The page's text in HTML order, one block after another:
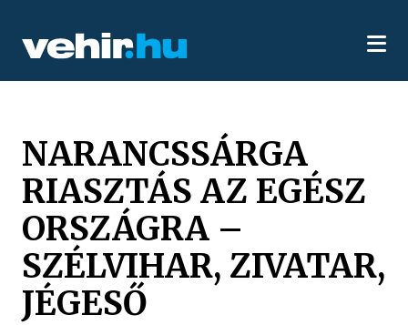
NARANCSSÁRGA
RIASZTÁS AZ EGÉSZ
ORSZÁGRA –
SZÉLVIHAR, ZIVATAR,
JÉGESŐ